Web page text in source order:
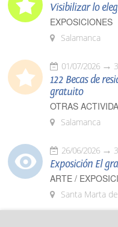
Visibilizar lo
EXPOSICIONES
Salamanca
01/07/2026
122 Becas de
gratuito
OTRAS
Salamanca
26/06/2026
Exposición El
ARTE /
Santa Marta